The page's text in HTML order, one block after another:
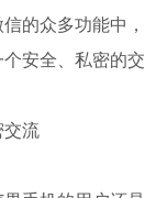
的众多功能中
安全、私密的交
交流